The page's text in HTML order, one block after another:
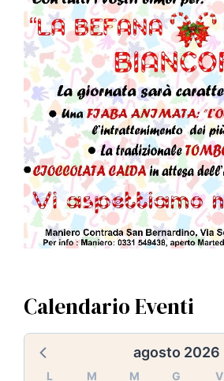
Calendario Eventi
agosto 2026
L M M G V